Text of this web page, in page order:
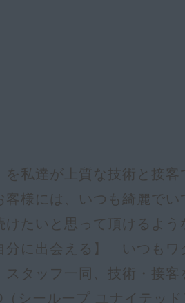
を私達が上質な技術と接
客様には、いつも綺麗で
けたいと思って頂けるよ
分に出会える】 いつもワ
スタッフ一同、技術・接